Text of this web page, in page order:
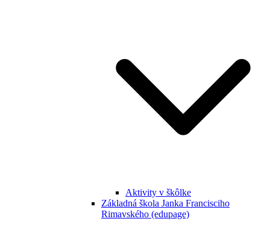
Aktivity v škôlke
Základná škola Janka Francisciho
Rimavského (edupage)